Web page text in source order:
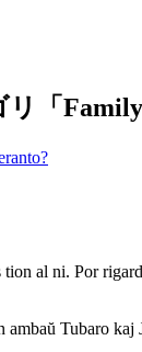
「
al ni. Por
ambaŭ Tubaro kaj